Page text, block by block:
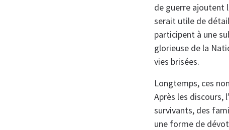
de guerre ajoutent
serait utile de
participent à une
glorieuse de la
vies brisées.
Longtemps, ces
Après les discours,
survivants, des
une forme de